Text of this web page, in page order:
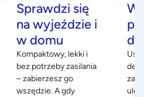
Sprawdzi się
na wyjeździe i
w domu
Kompaktowy, lekki i
bez potrzeby zasilania
– zabierzesz go
wszędzie. A gdy